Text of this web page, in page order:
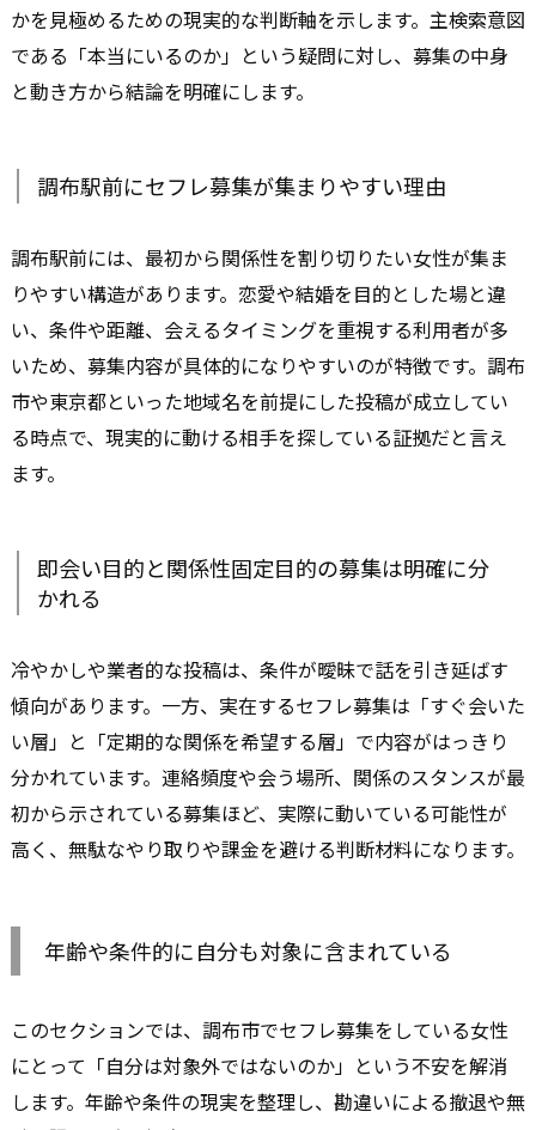
かを見極めるための現実的な判断軸を示します。主検索意図
である「本当にいるのか」という疑問に対し、募集の中身
と動き方から結論を明確にします。
調布駅前にセフレ募集が集まりやすい理由
調布駅前には、最初から関係性を割り切りたい女性が集ま
りやすい構造があります。恋愛や結婚を目的とした場と違
い、条件や距離、会えるタイミングを重視する利用者が多
いため、募集内容が具体的になりやすいのが特徴です。調布
市や東京都といった地域名を前提にした投稿が成立してい
る時点で、現実的に動ける相手を探している証拠だと言え
ます。
即会い目的と関係性固定目的の募集は明確に分
かれる
冷やかしや業者的な投稿は、条件が曖昧で話を引き延ばす
傾向があります。一方、実在するセフレ募集は「すぐ会いた
い層」と「定期的な関係を希望する層」で内容がはっきり
分かれています。連絡頻度や会う場所、関係のスタンスが最
初から示されている募集ほど、実際に動いている可能性が
高く、無駄なやり取りや課金を避ける判断材料になります。
年齢や条件的に自分も対象に含まれている
このセクションでは、調布市でセフレ募集をしている女性
にとって「自分は対象外ではないのか」という不安を解消
します。年齢や条件の現実を整理し、勘違いによる撤退や無